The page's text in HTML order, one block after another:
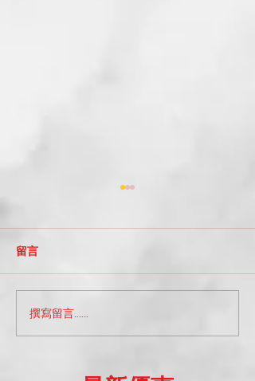
A_Space小知識系列部落
格：探索台北的舞蹈工作
留言
撰寫留言......